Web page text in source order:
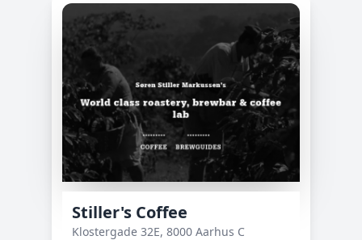
Stiller's Coffee
Klostergade 32E, 8000 Aarhus C